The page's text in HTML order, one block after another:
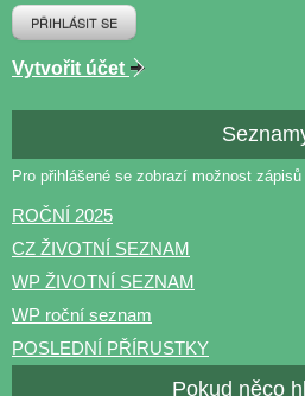
PŘIHLÁSIT SE
Vytvořit účet
Pro přihlášené se zobrazí možnost zápisů
ROČNÍ 2025
CZ ŽIVOTNÍ SEZNAM
WP ŽIVOTNÍ SEZNAM
WP roční seznam
POSLEDNÍ PŘÍRUSTKY
Pokud něco